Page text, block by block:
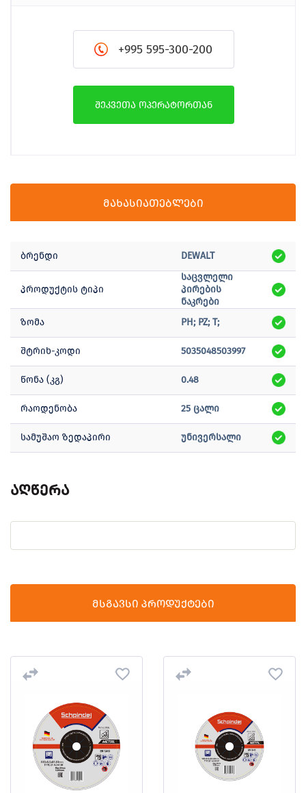
+995 595-300-200
შეკვეთა ოპერატორთან
მახასიათებლები
ბრენდი DEWALT
პროდუქტის ტიპი
საცვლელი
პირების
ნაკრები
ზომა
PH; PZ; T;
შტრიხ-კოდი 5035048503997
წონა (კგ) 0.48
რაოდენობა 25 ცალი
სამუშაო ზედაპირი უნივერსალი
აღწერა
მსგავსი პროდუქტები